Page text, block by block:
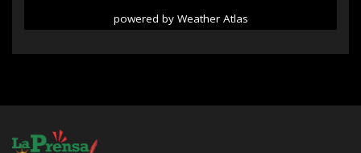
powered by Weather Atlas